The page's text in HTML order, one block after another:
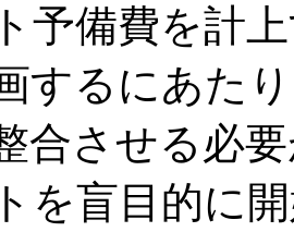
予備費を計
するにあた
合させる必
を盲目的に